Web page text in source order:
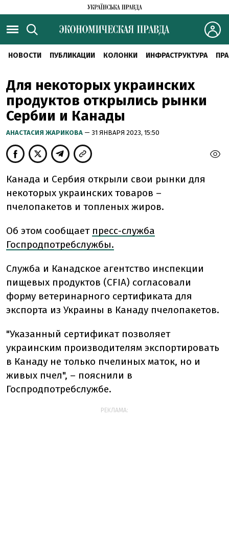
НОВОСТИ ПУБЛИКАЦИИ КОЛОНКИ ИНФРАСТРУКТУРА
Для некоторых украинских
продуктов открылись рынки
Сербии и Канады
АНАСТАСИЯ ЖАРИКОВА — 31 ЯНВАРЯ 2023, 15:50
Канада и Сербия открыли свои рынки для
некоторых украинских товаров –
пчелопакетов и топленых жиров.
Об этом сообщает пресс-служба
Госпродпотребслужбы.
Служба и Канадское агентство инспекции
пищевых продуктов (CFIA) согласовали
форму ветеринарного сертификата для
экспорта из Украины в Канаду пчелопакетов.
"Указанный сертификат позволяет
украинским производителям экспортировать
в Канаду не только пчелиных маток, но и
живых пчел", – пояснили в
Госпродпотребслужбе.
РЕКЛАМА: